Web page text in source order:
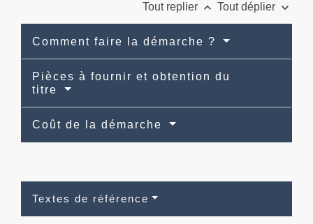
Tout replier keyboard_arrow_up Tout déplier keyboard_arrow_down
Comment faire la démarche ?
Pièces à fournir et obtention du
titre
Coût de la démarche
Textes de référence